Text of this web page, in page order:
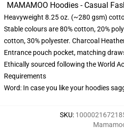
MAMAMOO Hoodies - Casual
Heavyweight 8.25 oz. (~280 gsm)
Stable colours are 80% cotton, 20%
cotton, 30% polyester. Charcoal
Entrance pouch pocket, matching
Ethically sourced following the World
Requirements
Word: In case you like your hoodies
SKU: